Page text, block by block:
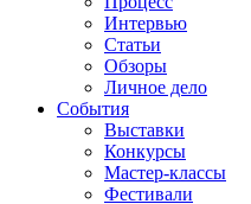
Интервью
Статьи
Обзоры
Личное дело
События
Выставки
Конкурсы
Мастер-классы
Фестивали